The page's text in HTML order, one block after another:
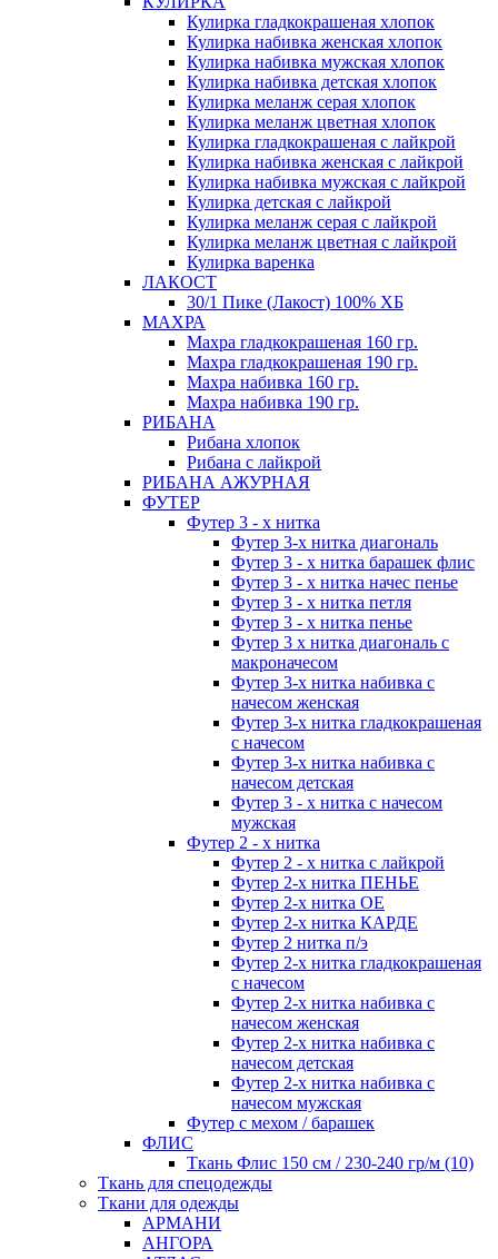
Кулирка гладкокрашеная хлопок
Кулирка набивка женская хлопок
Кулирка набивка мужская хлопок
Кулирка набивка детская хлопок
Кулирка меланж серая хлопок
Кулирка меланж цветная хлопок
Кулирка гладкокрашеная с лайкрой
Кулирка набивка женская с лайкрой
Кулирка набивка мужская с лайкрой
Кулирка детская с лайкрой
Кулирка меланж серая с лайкрой
Кулирка меланж цветная с лайкрой
Кулирка варенка
ЛАКОСТ
30/1 Пике (Лакост) 100% ХБ
МАХРА
Махра гладкокрашеная 160 гр.
Махра гладкокрашеная 190 гр.
Махра набивка 160 гр.
Махра набивка 190 гр.
РИБАНА
Рибана хлопок
Рибана с лайкрой
РИБАНА АЖУРНАЯ
ФУТЕР
Футер 3 - х нитка
Футер 3-х нитка диагональ
Футер 3 - х нитка барашек флис
Футер 3 - х нитка начес пенье
Футер 3 - х нитка петля
Футер 3 - х нитка пенье
Футер 3 х нитка диагональ с
макроначесом
Футер 3-х нитка набивка с
начесом женская
Футер 3-х нитка гладкокрашеная
с начесом
Футер 3-х нитка набивка с
начесом детская
Футер 3 - х нитка с начесом
мужская
Футер 2 - х нитка
Футер 2 - х нитка с лайкрой
Футер 2-х нитка ПЕНЬЕ
Футер 2-х нитка ОЕ
Футер 2-х нитка КАРДЕ
Футер 2 нитка п/э
Футер 2-х нитка гладкокрашеная
с начесом
Футер 2-х нитка набивка с
начесом женская
Футер 2-х нитка набивка с
начесом детская
Футер 2-х нитка набивка с
начесом мужская
Футер с мехом / барашек
ФЛИС
Ткань Флис 150 см / 230-240 гр/м (10)
Ткань для спецодежды
Ткани для одежды
АРМАНИ
АНГОРА